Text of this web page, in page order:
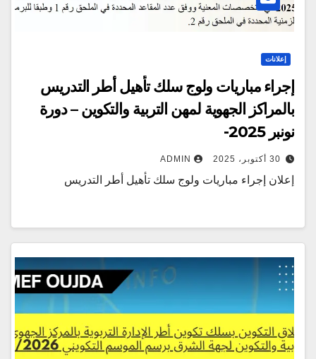
إعلانات
إجراء مباريات ولوج سلك تأهيل أطر التدريس
بالمراكز الجهوية لمهن التربية والتكوين – دورة
نونبر 2025-
30 أكتوبر، 2025 ADMIN
إعلان إجراء مباريات ولوج سلك تأهيل أطر التدريس